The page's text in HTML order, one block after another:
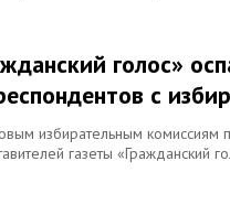
голос»
с
избирательным комиссиям
газеты «Гражданский